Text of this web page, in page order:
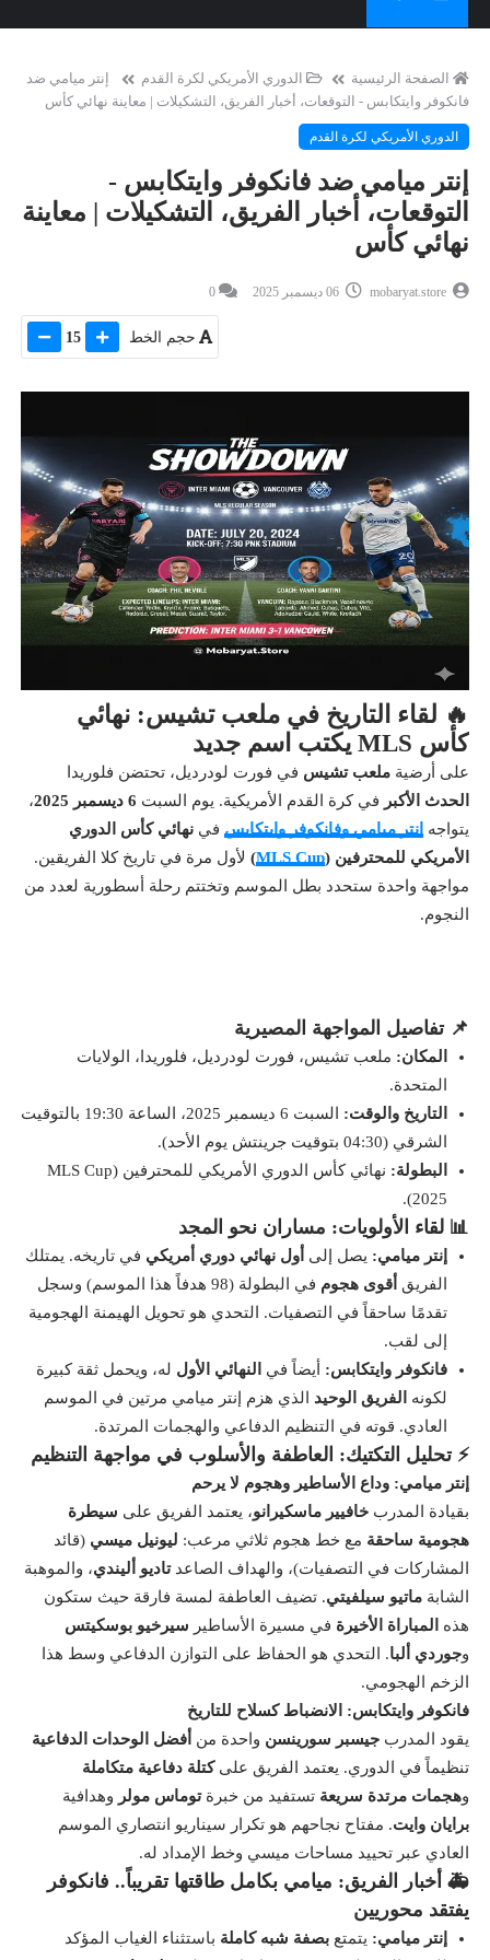
الصفحة الرئيسية الدوري الأمريكي لكرة القدم
إنتر ميامي ضد
فانكوفر وايتكابس - التوقعات، أخبار الفريق، التشكيلات | معاينة نهائي كأس
الدوري الأمريكي لكرة القدم
إنتر ميامي ضد فانكوفر وايتكابس -
التوقعات، أخبار الفريق، التشكيلات | معاينة
نهائي كأس
mobaryat.store
0
حجم الخط 15
🔥 لقاء التاريخ في ملعب تشيس: نهائي
كأس MLS يكتب اسم جديد
على أرضية ملعب تشيس في فورت لودرديل، تحتضن فلوريدا
الحدث الأكبر في كرة القدم الأمريكية. يوم السبت 6 ديسمبر 2025
،
يتواجه إنتر ميامي وفانكوفر وايتكابسفي نهائي كأس الدوري
الأمريكي للمحترفين (MLS Cup
)لأول مرة في تاريخ كلا الفريقين.
مواجهة واحدة ستحدد بطل الموسم وتختتم رحلة أسطورية لعدد من
النجوم.
📌 تفاصيل المواجهة المصيرية
المكان: ملعب تشيس، فورت لودرديل، فلوريدا، الولايات
المتحدة.
التاريخ والوقت:
السبت 6 ديسمبر 2025، الساعة 19:30 بالتوقيت
الشرقي (04:30 بتوقيت جرينتش يوم الأحد).
البطولة:
نهائي كأس الدوري الأمريكي للمحترفين (MLS Cup
2025).
📊 لقاء الأولويات: مساران نحو المجد
إنتر ميامي: يصل إلى أول نهائي دوري أمريكي في تاريخه. يمتلك
الفريق أقوى هجوم
في البطولة (98 هدفاً هذا الموسم) وسجل
تقدمًا ساحقاً في التصفيات. التحدي هو تحويل الهيمنة الهجومية
إلى لقب.
فانكوفر وايتكابس: أيضاً في النهائي الأول له، ويحمل ثقة كبيرة
لكونه
الفريق الوحيد الذي هزم إنتر ميامي مرتين في الموسم
العادي. قوته في التنظيم الدفاعي والهجمات المرتدة.
⚡ تحليل التكتيك: العاطفة والأسلوب في مواجهة التنظيم
إنتر ميامي: وداع الأساطير وهجوم لا يرحم
بقيادة المدرب خافيير ماسكيرانو، يعتمد الفريق على سيطرة
هجومية ساحقة مع خط هجوم ثلاثي مرعب: ليونيل ميسي (قائد
المشاركات في التصفيات)، والهداف الصاعدتاديو أليندي، والموهبة
الشابة ماتيو سيلفيتي. تضيف العاطفة لمسة فارقة حيث ستكون
هذه
المباراة الأخيرة في مسيرة الأساطير سيرخيو بوسكيتس
وجوردي ألبا. التحدي هو الحفاظ على التوازن الدفاعي وسط هذا
الزخم الهجومي.
فانكوفر وايتكابس: الانضباط كسلاح للتاريخ
يقود المدرب جيسبر سورينسن واحدة من أفضل الوحدات الدفاعية
تنظيماً في الدوري. يعتمد الفريق علىكتلة دفاعية متكاملة
وهجمات مرتدة سريعة تستفيد من خبرةتوماس مولر وهدافية
برايان وايت. مفتاح نجاحهم هو تكرار سيناريو انتصاري الموسم
العادي عبر تحييد مساحات ميسي وخط الإمداد له.
🚑 أخبار الفريق: ميامي بكامل طاقتها تقريباً.. فانكوفر
يفتقد محوريين
إنتر ميامي: يتمتع بصفة شبه كاملة باستثناء الغياب المؤكد